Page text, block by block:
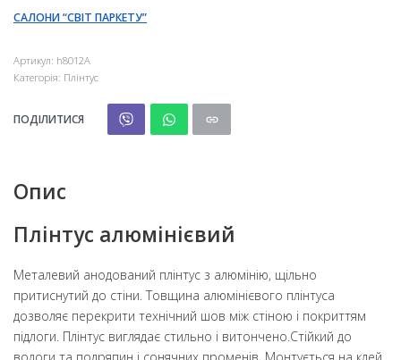
САЛОНИ “СВІТ ПАРКЕТУ”
Артикул: h8012А
Категорія: Плінтус
ПОДІЛИТИСЯ
Опис
Плінтус алюмінієвий
Металевий анодований плінтус з алюмінію, щільно
притиснутий до стіни. Товщина алюмінієвого плінтуса
дозволяє перекрити технічний шов між стіною і покриттям
підлоги. Плінтус виглядає стильно і витончено.Стійкий до